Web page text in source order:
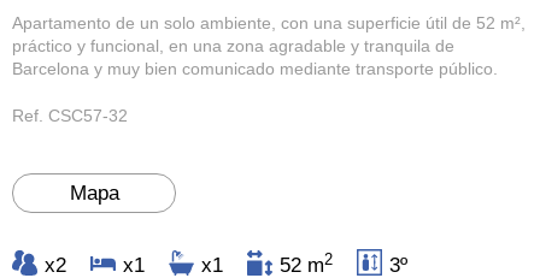
Apartamento de un solo ambiente, con una superficie útil de 52 m²,
práctico y funcional, en una zona agradable y tranquila de
Barcelona y muy bien comunicado mediante transporte público.
Ref. CSC57-32
Mapa
x2 x1 x1 52 m2 3º